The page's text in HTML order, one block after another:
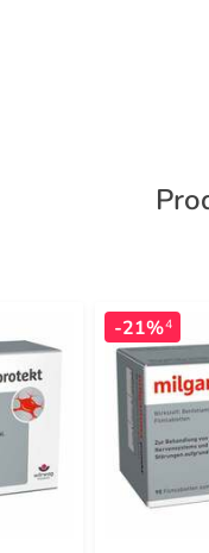
-21%4